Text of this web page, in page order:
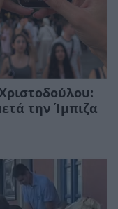
την Ίμπιζα